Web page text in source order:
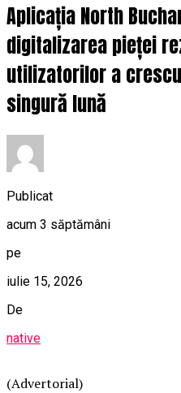
Aplicația North
digitalizarea pieței
utilizatorilor a
singură lună
Publicat
acum 3 săptămâni
pe
iulie 15, 2026
De
native
(Advertorial)